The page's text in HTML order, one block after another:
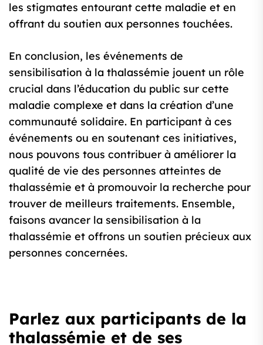
les stigmates entourant cette maladie et en
offrant du soutien aux personnes touchées.
En conclusion, les événements de
sensibilisation à la thalassémie jouent un rôle
crucial dans l’éducation du public sur cette
maladie complexe et dans la création d’une
communauté solidaire. En participant à ces
événements ou en soutenant ces initiatives,
nous pouvons tous contribuer à améliorer la
qualité de vie des personnes atteintes de
thalassémie et à promouvoir la recherche pour
trouver de meilleurs traitements. Ensemble,
faisons avancer la sensibilisation à la
thalassémie et offrons un soutien précieux aux
personnes concernées.
Parlez aux participants de la
thalassémie et de ses